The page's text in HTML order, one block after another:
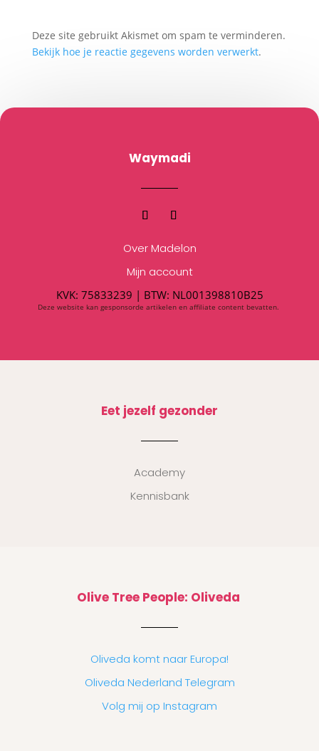
Deze site gebruikt Akismet om spam te verminderen.
Bekijk hoe je reactie gegevens worden verwerkt.
Waymadi
Over Madelon
Mijn account
KVK: 75833239 | BTW: NL001398810B25
Deze website kan gesponsorde artikelen en affiliate content bevatten.
Eet jezelf gezonder
Academy
Kennisbank
Olive Tree People: Oliveda
Oliveda komt naar Europa!
Oliveda Nederland Telegram
Volg mij op Instagram